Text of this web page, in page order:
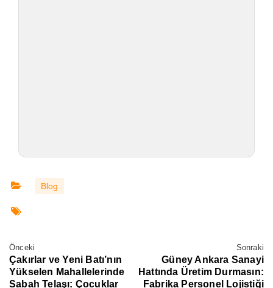
Blog
Önceki
Çakırlar ve Yeni Batı’nın
Yükselen Mahallelerinde
Sabah Telaşı: Çocuklar
Sonraki
Güney Ankara Sanayi
Hattında Üretim Durmasın:
Fabrika Personel Lojistiği